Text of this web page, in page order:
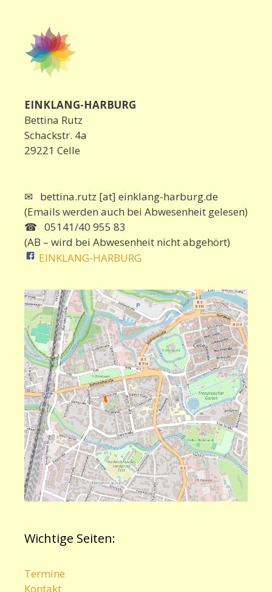
EINKLANG-HARBURG
Bettina Rutz
Schackstr. 4a
29221 Celle
✉ bettina.rutz [at] einklang-harburg.de
(Emails werden auch bei Abwesenheit gelesen)
☎ 05141/40 955 83
(AB – wird bei Abwesenheit nicht abgehört)
EINKLANG-HARBURG
Wichtige Seiten:
Termine
Kontakt